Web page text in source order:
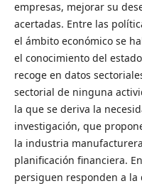
empresas, mejorar su
acertadas. Entre las
el ámbito económico se
el conocimiento del
recoge en datos
sectorial de ninguna
la que se deriva la
investigación, que
la industria
planificación financiera.
persiguen responden a